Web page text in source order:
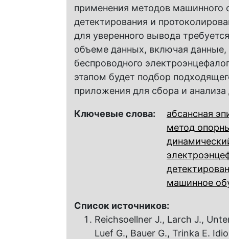
применения методов машинного
детектирования и
для уверенного вывода
объеме данных, включая
беспроводного
этапом будет подбор
приложения для сбора и
Ключевые слова:
абсансная
метод
машинное
Список источников:
Reichsoellner J., Larch J.,
Luef G., Bauer G., Trinka E.